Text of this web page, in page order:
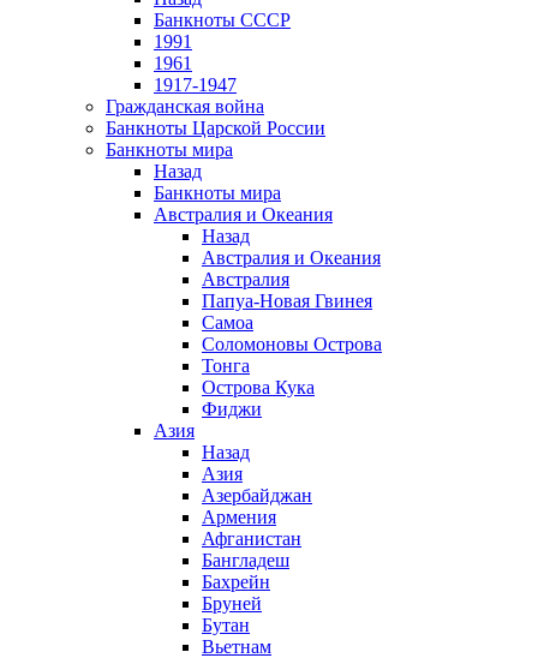
Банкноты СССР
1991
1961
1917-1947
Гражданская война
Банкноты Царской России
Банкноты мира
Назад
Банкноты мира
Австралия и Океания
Назад
Австралия и Океания
Австралия
Папуа-Новая Гвинея
Самоа
Соломоновы Острова
Тонга
Острова Кука
Фиджи
Азия
Назад
Азия
Азербайджан
Армения
Афганистан
Бангладеш
Бахрейн
Бруней
Бутан
Вьетнам